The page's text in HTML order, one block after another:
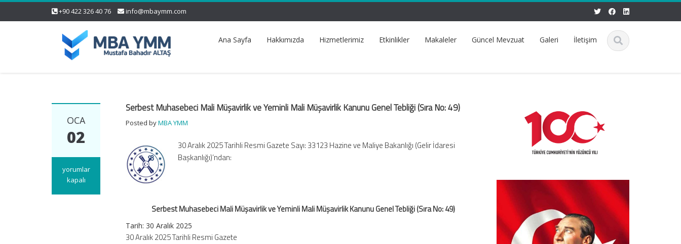
+90 422 326 40 76 info@mbaymm.com
Ana Sayfa Hakkımızda Hizmetlerimiz Etkinlikler Makaleler Güncel Mevzuat Galeri İletişim
OCA
02
Serbest
Muhasebeci
yorumlar
kapalı
Serbest Muhasebeci Mali Müşavirlik ve Yeminli Mali Müşavirlik Kanunu Genel Tebliği (Sıra No: 49)
Posted byMBA YMM
30 Aralık 2025 Tarihli Resmi Gazete Sayı: 33123 Hazine ve Maliye Bakanlığı (Gelir İdaresi
Başkanlığı)’ndan:
Serbest Muhasebeci Mali Müşavirlik ve Yeminli Mali Müşavirlik Kanunu Genel Tebliği (Sıra No: 49)
Tarih: 30 Aralık 2025
30 Aralık 2025 Tarihli Resmi Gazete